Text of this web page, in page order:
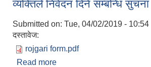
व्यक्तिले निवेदन दिने सम्बन्धि सुचना
Submitted on: Tue, 04/02/2019 - 10:54
दस्तावेज:
rojgari form.pdf
Read more